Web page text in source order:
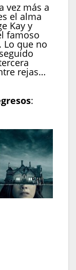
vez más a
el alma
Kay y
famoso
Lo que no
rejas…
: